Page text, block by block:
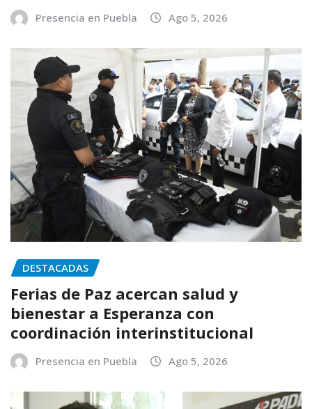
Presencia en Puebla Ago 5, 2026
DESTACADAS
Ferias de Paz acercan salud y
bienestar a Esperanza con
coordinación interinstitucional
Presencia en Puebla Ago 5, 2026